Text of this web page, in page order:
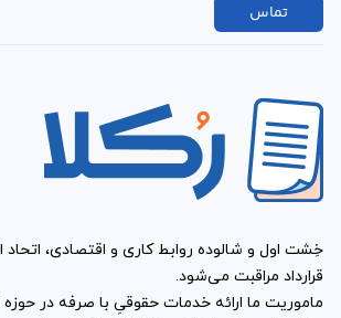
تماس
خِشت اول و شالوده روابط کاری و اقتصادی، اتحاد
قرارداد مراقبت می‌شود.
ماموریت ما ارائه خدمات حقوقیِ با صرفه در حوزه